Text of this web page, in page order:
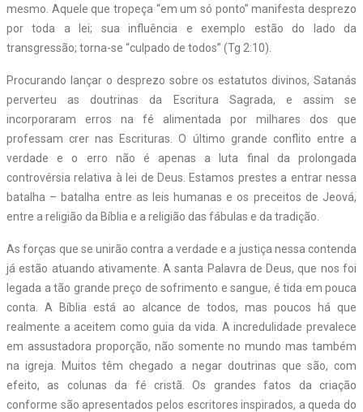
mesmo. Aquele que tropeça “em um só ponto” manifesta desprezo
por toda a lei; sua influência e exemplo estão do lado da
transgressão; torna-se “culpado de todos” (Tg 2:10).
Procurando lançar o desprezo sobre os estatutos divinos, Satanás
perverteu as doutrinas da Escritura Sagrada, e assim se
incorporaram erros na fé alimentada por milhares dos que
professam crer nas Escrituras. O último grande conflito entre a
verdade e o erro não é apenas a luta final da prolongada
controvérsia relativa à lei de Deus. Estamos prestes a entrar nessa
batalha – batalha entre as leis humanas e os preceitos de Jeová,
entre a religião da Bíblia e a religião das fábulas e da tradição.
As forças que se unirão contra a verdade e a justiça nessa contenda
já estão atuando ativamente. A santa Palavra de Deus, que nos foi
legada a tão grande preço de sofrimento e sangue, é tida em pouca
conta. A Bíblia está ao alcance de todos, mas poucos há que
realmente a aceitem como guia da vida. A incredulidade prevalece
em assustadora proporção, não somente no mundo mas também
na igreja. Muitos têm chegado a negar doutrinas que são, com
efeito, as colunas da fé cristã. Os grandes fatos da criação
conforme são apresentados pelos escritores inspirados, a queda do